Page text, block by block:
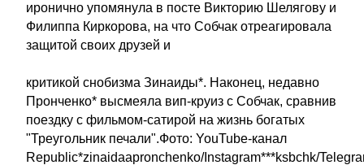
иронично упомянула в посте Викторию Шелягову и
Филиппа Киркорова, на что Собчак отреагировала
защитой своих друзей и
критикой снобизма Зинаиды*. Наконец, недавно
Пронченко* высмеяла вип-круиз с Собчак, сравнив
поездку с фильмом-сатирой на жизнь богатых
"Треугольник печали".Фото: YouTube-канал
Republic*zinaidaapronchenko/Instagram***ksbchk/